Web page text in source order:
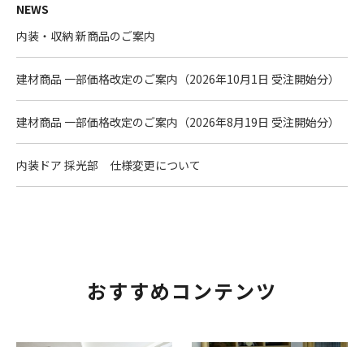
NEWS
内装・収納 新商品のご案内
建材商品 一部価格改定のご案内（2026年10月1日 受注開始分）
建材商品 一部価格改定のご案内（2026年8月19日 受注開始分）
内装ドア 採光部 仕様変更について
おすすめコンテンツ